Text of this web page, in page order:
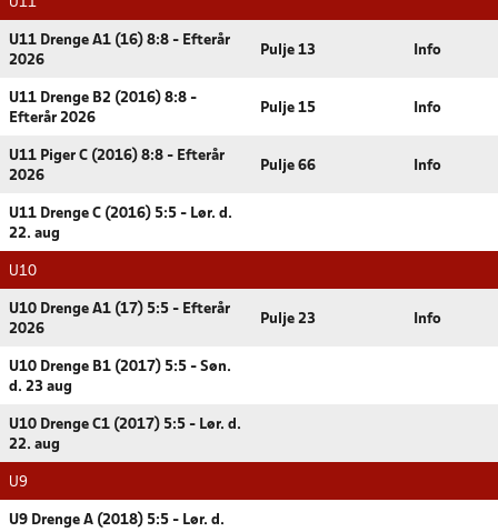
U11 Drenge A1 (16) 8:8 - Efterår
2026
Pulje 13 Info
U11 Drenge B2 (2016) 8:8 -
Efterår 2026
Pulje 15 Info
U11 Piger C (2016) 8:8 - Efterår
2026
Pulje 66 Info
U11 Drenge C (2016) 5:5 - Lør. d.
22. aug
U10
U10 Drenge A1 (17) 5:5 - Efterår
2026
Pulje 23 Info
U10 Drenge B1 (2017) 5:5 - Søn.
d. 23 aug
U10 Drenge C1 (2017) 5:5 - Lør. d.
22. aug
U9
U9 Drenge A (2018) 5:5 - Lør. d.